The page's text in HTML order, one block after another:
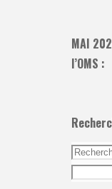
MAI
l’OMS :
pour: